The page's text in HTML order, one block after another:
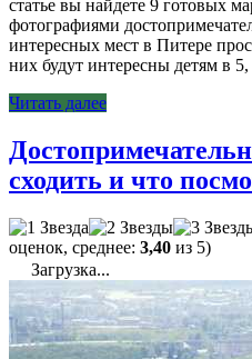
статье вы найдете 9 готовых
фотографиями
интересных мест в Питере
них будут интересны детям в
Читать далее
сходить и что
оценок, среднее: 3,40 из 5)
Загрузка...